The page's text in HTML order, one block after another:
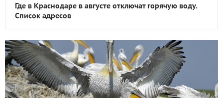
Где в Краснодаре в августе отключат горячую воду.
Список адресов